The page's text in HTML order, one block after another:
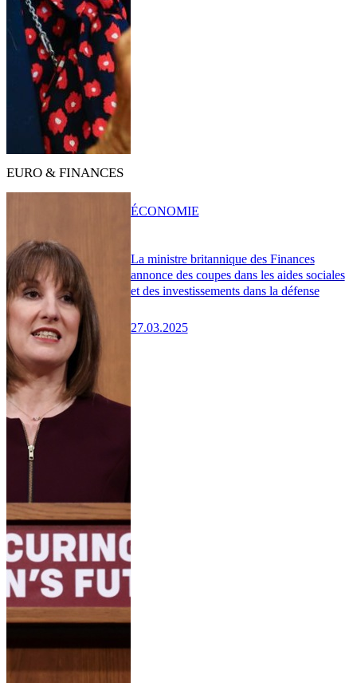
EURO & FINANCES
La ministre britannique des Finances
annonce des coupes dans les aides sociales
et des investissements dans la défense
27.03.2025
ÉCONOMIE